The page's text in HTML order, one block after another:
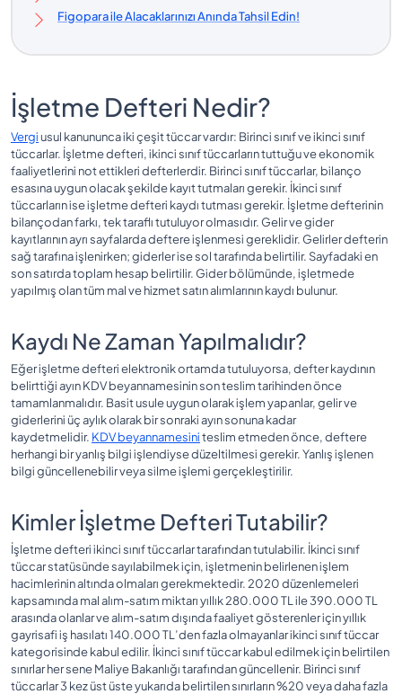
Figopara ile Alacaklarınızı Anında Tahsil Edin!
İşletme Defteri Nedir?
Vergiusul kanununca iki çeşit tüccar vardır: Birinci sınıf ve ikinci sınıf
tüccarlar. İşletme defteri, ikinci sınıf tüccarların tuttuğu ve ekonomik
faaliyetlerini not ettikleri defterlerdir. Birinci sınıf tüccarlar, bilanço
esasına uygun olacak şekilde kayıt tutmaları gerekir. İkinci sınıf
tüccarların ise işletme defteri kaydı tutması gerekir. İşletme defterinin
bilançodan farkı, tek taraflı tutuluyor olmasıdır. Gelir ve gider
kayıtlarının ayrı sayfalarda deftere işlenmesi gereklidir. Gelirler defterin
sağ tarafına işlenirken; giderler ise sol tarafında belirtilir. Sayfadaki en
son satırda toplam hesap belirtilir. Gider bölümünde, işletmede
yapılmış olan tüm mal ve hizmet satın alımlarının kaydı bulunur.
Kaydı Ne Zaman Yapılmalıdır?
Eğer işletme defteri elektronik ortamda tutuluyorsa, defter kaydının
belirttiği ayın KDV beyannamesinin son teslim tarihinden önce
tamamlanmalıdır. Basit usule uygun olarak işlem yapanlar, gelir ve
giderlerini üç aylık olarak bir sonraki ayın sonuna kadar
kaydetmelidir. KDV beyannamesiniteslim etmeden önce, deftere
herhangi bir yanlış bilgi işlendiyse düzeltilmesi gerekir. Yanlış işlenen
bilgi güncellenebilir veya silme işlemi gerçekleştirilir.
Kimler İşletme Defteri Tutabilir?
İşletme defteri ikinci sınıf tüccarlar tarafından tutulabilir. İkinci sınıf
tüccar statüsünde sayılabilmek için, işletmenin belirlenen işlem
hacimlerinin altında olmaları gerekmektedir. 2020 düzenlemeleri
kapsamında mal alım-satım miktarı yıllık 280.000 TL ile 390.000 TL
arasında olanlar ve alım-satım dışında faaliyet gösterenler için yıllık
gayrisafi iş hasılatı 140.000 TL’den fazla olmayanlar ikinci sınıf tüccar
kategorisinde kabul edilir. İkinci sınıf tüccar kabul edilmek için belirtilen
sınırlar her sene Maliye Bakanlığı tarafından güncellenir. Birinci sınıf
tüccarlar 3 kez üst üste yukarıda belirtilen sınırların %20 veya daha fazla